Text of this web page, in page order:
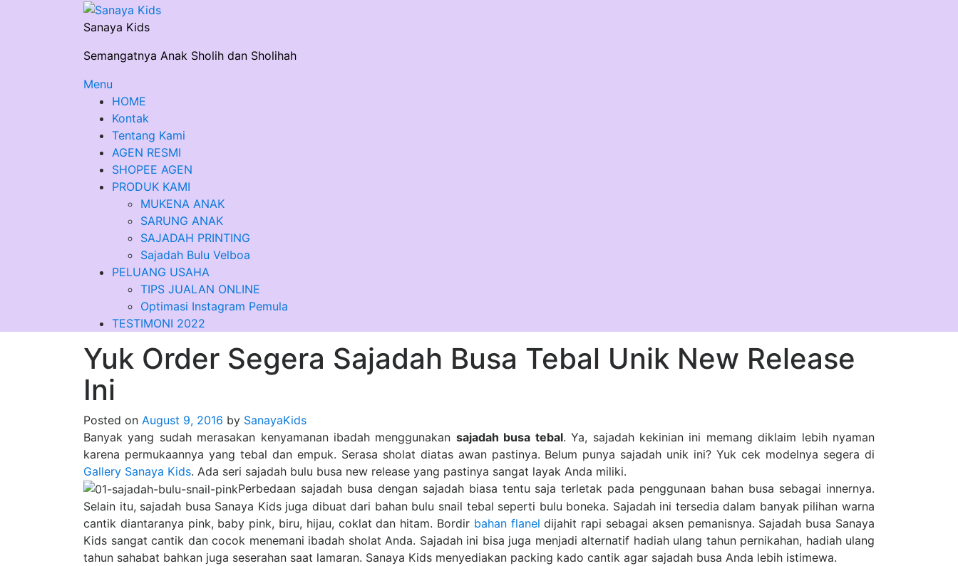
Sanaya Kids
Semangatnya Anak Sholih dan Sholihah
Menu
HOME
Kontak
Tentang Kami
AGEN RESMI
SHOPEE AGEN
PRODUK KAMI
MUKENA ANAK
SARUNG ANAK
SAJADAH PRINTING
Sajadah Bulu Velboa
PELUANG USAHA
TIPS JUALAN ONLINE
Optimasi Instagram Pemula
TESTIMONI 2022
Yuk Order Segera Sajadah Busa Tebal Unik New Release
Ini
Posted on August 9, 2016 by SanayaKids
Banyak yang sudah merasakan kenyamanan ibadah menggunakan sajadah busa tebal. Ya, sajadah kekinian ini memang diklaim lebih nyaman
karena permukaannya yang tebal dan empuk. Serasa sholat diatas awan pastinya. Belum punya sajadah unik ini? Yuk cek modelnya segera di
Gallery Sanaya Kids. Ada seri sajadah bulu busa new release yang pastinya sangat layak Anda miliki.
Perbedaan sajadah busa dengan sajadah biasa tentu saja terletak pada penggunaan bahan busa sebagai innernya.
Selain itu, sajadah busa Sanaya Kidsjuga dibuat dari bahan bulu snail tebal seperti bulu boneka. Sajadah ini tersedia dalam banyak pilihan warna
cantik diantaranya pink, baby pink, biru, hijau, coklat dan hitam. Bordir bahan flanel dijahit rapi sebagai aksen pemanisnya. Sajadah busa Sanaya
Kids sangat cantik dan cocok menemani ibadah sholat Anda. Sajadah ini bisa juga menjadi alternatif hadiah ulang tahun pernikahan, hadiah ulang
tahun sahabat bahkan juga seserahan saat lamaran. Sanaya Kids menyediakan packing kado cantik agar sajadah busa Anda lebih istimewa.